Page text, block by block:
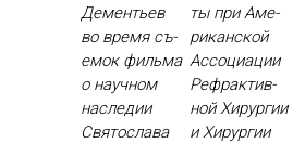
Де­менть­ев
во вре­мя съ­
емок филь­ма
о на­уч­ном
нас­ле­дии
Свя­тос­ла­ва
ты при Аме­
рикан­ской
Ас­со­ци­ации
Реф­рактив­
ной Хи­рур­гии
и Хи­рур­гии